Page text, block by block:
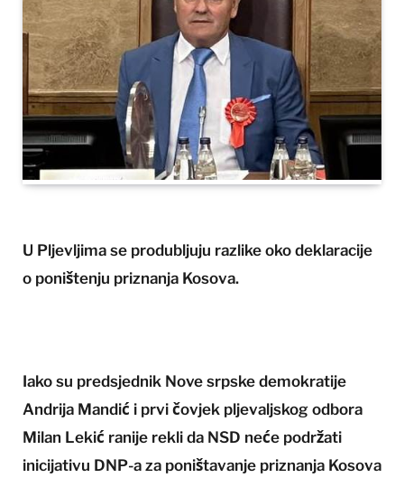
U Pljevljima se produbljuju razlike oko deklaracije
o poništenju priznanja Kosova.
Iako su predsjednik Nove srpske demokratije
Andrija Mandić i prvi čovjek pljevaljskog odbora
Milan Lekić ranije rekli da NSD neće podržati
inicijativu DNP-a za poništavanje priznanja Kosova